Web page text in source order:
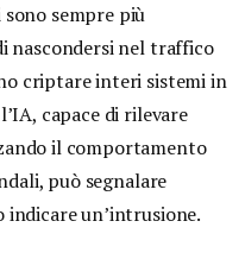
sempre più
nascondersi nel traffico
criptare interi sistemi in
capace di rilevare
il comportamento
può segnalare
un’intrusione.